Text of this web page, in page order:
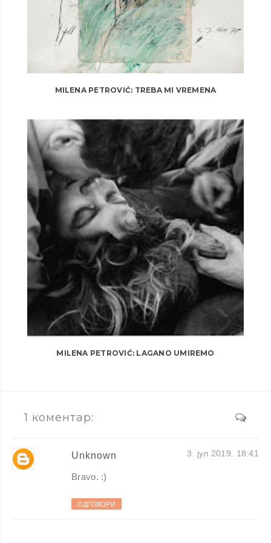
MILENA PETROVIĆ: TREBA MI VREMENA
MILENA PETROVIĆ: LAGANO UMIREMO
1 коментар:
Unknown 3. јул 2019. 18:41
Bravo. :)
ОДГОВОРИ